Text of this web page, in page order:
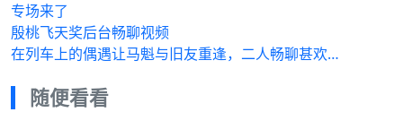
专场来了
殷桃飞天奖后台畅聊视频
在列车上的偶遇让马魁与旧友重逢，二人畅聊甚欢…
随便看看